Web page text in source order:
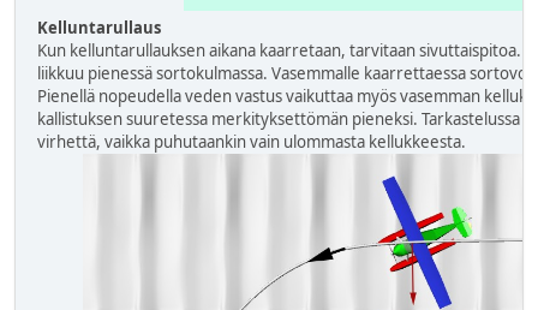
Kelluntarullaus
Kun kelluntarullauksen aikana kaarretaan, tarvitaan sivuttaispitoa.
liikkuu pienessä sortokulmassa. Vasemmalle kaarrettaessa
Pienellä nopeudella veden vastus vaikuttaa myös vasemman
kallistuksen suuretessa merkityksettömän pieneksi. Tarkastelussa
virhettä, vaikka puhutaankin vain ulommasta kellukkeesta.